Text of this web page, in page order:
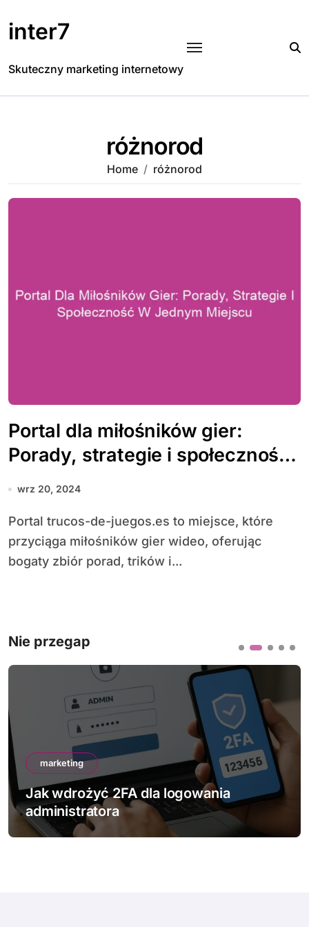
to
content
inter7
Skuteczny marketing internetowy
różnorod
Home różnorod
Portal dla miłośników gier:
Porady, strategie i społeczność
w jednym miejscu
wrz 20, 2024
Portal trucos-de-juegos.es to miejsce, które
przyciąga miłośników gier wideo, oferując
bogaty zbiór porad, trików i...
Nie przegap
marketing
Jak wdrożyć 2FA dla logowania
administratora